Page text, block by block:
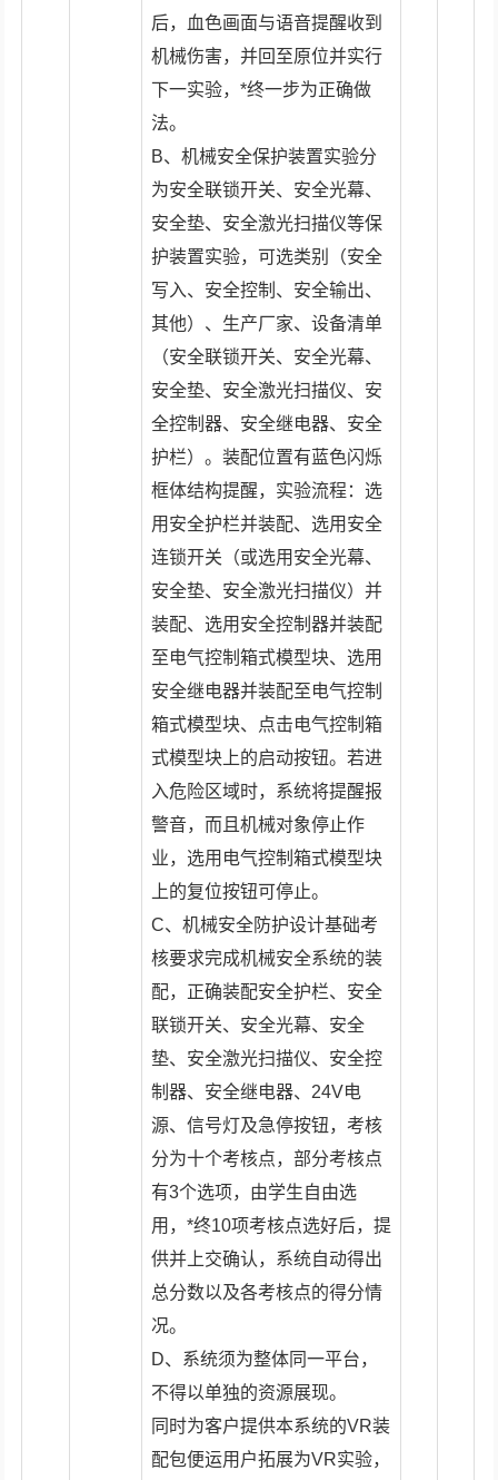
后，血色画面与语音提醒收到
机械伤害，并回至原位并实行
下一实验，*终一步为正确做
法。
B、机械安全保护装置实验分
为安全联锁开关、安全光幕、
安全垫、安全激光扫描仪等保
护装置实验，可选类别（安全
写入、安全控制、安全输出、
其他）、生产厂家、设备清单
（安全联锁开关、安全光幕、
安全垫、安全激光扫描仪、安
全控制器、安全继电器、安全
护栏）。装配位置有蓝色闪烁
框体结构提醒，实验流程：选
用安全护栏并装配、选用安全
连锁开关（或选用安全光幕、
安全垫、安全激光扫描仪）并
装配、选用安全控制器并装配
至电气控制箱式模型块、选用
安全继电器并装配至电气控制
箱式模型块、点击电气控制箱
式模型块上的启动按钮。若进
入危险区域时，系统将提醒报
警音，而且机械对象停止作
业，选用电气控制箱式模型块
上的复位按钮可停止。
C、机械安全防护设计基础考
核要求完成机械安全系统的装
配，正确装配安全护栏、安全
联锁开关、安全光幕、安全
垫、安全激光扫描仪、安全控
制器、安全继电器、24V电
源、信号灯及急停按钮，考核
分为十个考核点，部分考核点
有3个选项，由学生自由选
用，*终10项考核点选好后，提
供并上交确认，系统自动得出
总分数以及各考核点的得分情
况。
D、系统须为整体同一平台，
不得以单独的资源展现。
同时为客户提供本系统的VR装
配包便运用户拓展为VR实验，